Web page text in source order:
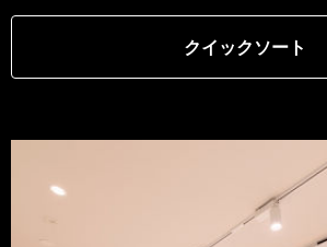
クイックソート